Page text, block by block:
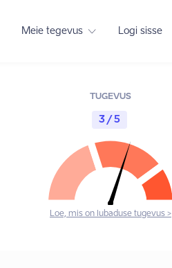
Meie tegevus Logi sisse
TUGEVUS
3 / 5
Loe, mis on lubaduse tugevus >